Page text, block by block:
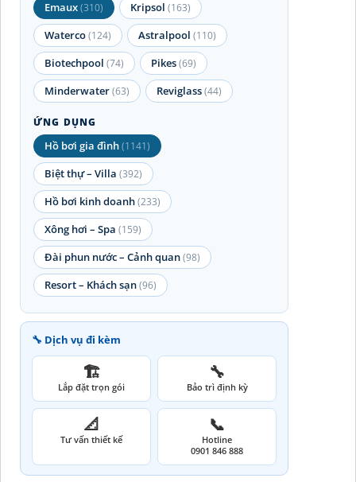
Emaux(310) Kripsol (163)
Waterco(124) Astralpool (110)
Biotechpool (74) Pikes(69)
Minderwater(63) Reviglass(44)
ỨNG DỤNG
Hồ bơi gia đình(1141)
Biệt thự – Villa (392)
Hồ bơi kinh doanh(233)
Xông hơi – Spa (159)
Đài phun nước – Cảnh quan(98)
Resort – Khách sạn(96)
🔧 Dịch vụ đi kèm
🏗️
Lắp đặt trọn gói
🔧
Bảo trì định kỳ
📐
Tư vấn thiết kế
📞
Hotline
0901 846 888